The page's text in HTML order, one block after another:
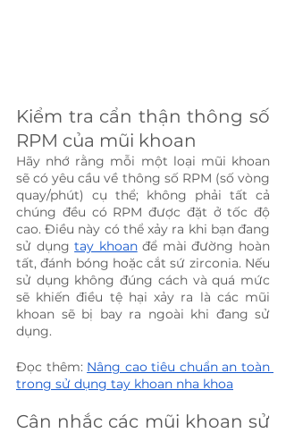
Kiểm tra cẩn thận thông số
RPM của mũi khoan
Hãy nhớ rằng mỗi một loại mũi khoan
sẽ có yêu cầu về thông số RPM (số vòng
quay/phút) cụ thể; không phải tất cả
chúng đều có RPM được đặt ở tốc độ
cao. Điều này có thể xảy ra khi bạn đang
sử dụng tay khoan để mài đường hoàn
tất, đánh bóng hoặc cắt sứ zirconia. Nếu
sử dụng không đúng cách và quá mức
sẽ khiến điều tệ hại xảy ra là các mũi
khoan sẽ bị bay ra ngoài khi đang sử
dụng.
Đọc thêm: Nâng cao tiêu chuẩn an toàn
trong sử dụng tay khoan nha khoa
Cân nhắc các mũi khoan sử